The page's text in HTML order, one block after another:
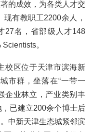
的成效，为各类人才交
有教职工2200余人，
27名，省部级人才148
。
校区位于天津市滨海新
市群，坐落在“一带一
企业林立，产业类别丰
已建立200余个博士后
中新天津生态城紧邻滨